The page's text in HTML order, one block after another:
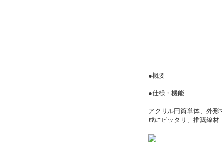
●概要
●仕様・機能
アクリル円筒単体、外
成にピッタリ、推奨線材